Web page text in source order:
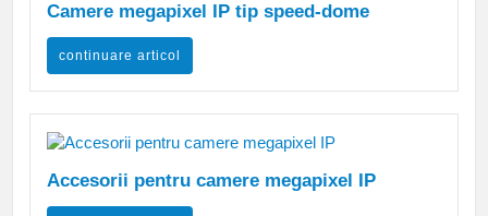
Camere megapixel IP tip speed-dome
continuare articol
Accesorii pentru camere megapixel IP